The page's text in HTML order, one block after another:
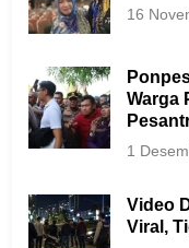
16
Warga
1
Video
Viral,